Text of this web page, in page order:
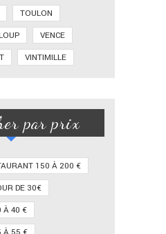
TOULON
VENCE
VINTIMILLE
par prix
150 À 200 €
DE 30€
À 40 €